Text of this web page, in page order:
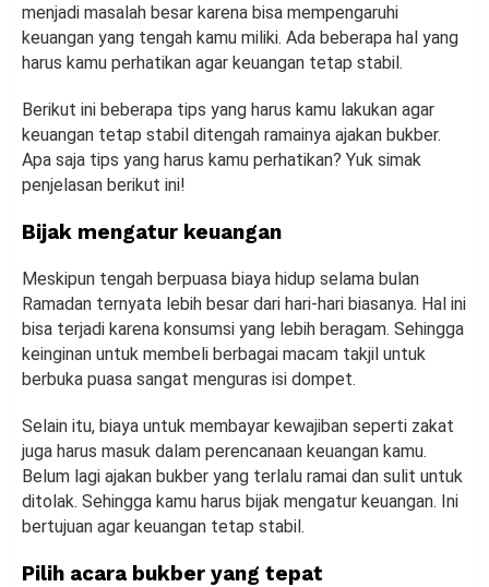
menjadi masalah besar karena bisa mempengaruhi
keuangan yang tengah kamu miliki. Ada beberapa hal yang
harus kamu perhatikan agar keuangan tetap stabil.
Berikut ini beberapa tips yang harus kamu lakukan agar
keuangan tetap stabil ditengah ramainya ajakan bukber.
Apa saja tips yang harus kamu perhatikan? Yuk simak
penjelasan berikut ini!
Bijak mengatur keuangan
Meskipun tengah berpuasa biaya hidup selama bulan
Ramadan ternyata lebih besar dari hari-hari biasanya. Hal ini
bisa terjadi karena konsumsi yang lebih beragam. Sehingga
keinginan untuk membeli berbagai macam takjil untuk
berbuka puasa sangat menguras isi dompet.
Selain itu, biaya untuk membayar kewajiban seperti zakat
juga harus masuk dalam perencanaan keuangan kamu.
Belum lagi ajakan bukber yang terlalu ramai dan sulit untuk
ditolak. Sehingga kamu harus bijak mengatur keuangan. Ini
bertujuan agar keuangan tetap stabil.
Pilih acara bukber yang tepat